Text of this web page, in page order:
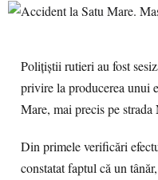
Polițiștii rutieri au fost
privire la producerea unui
Mare, mai precis pe
Din primele verificări
constatat faptul că un